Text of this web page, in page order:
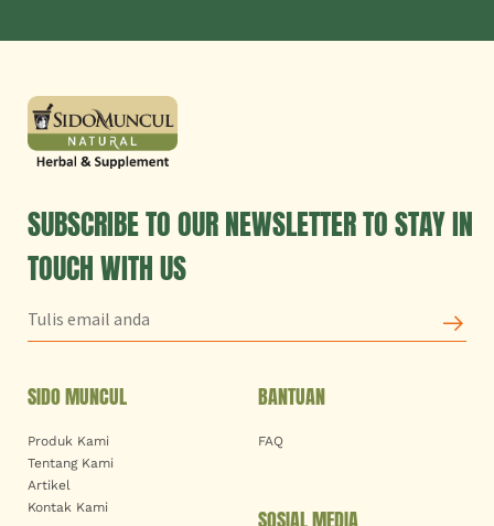
SUBSCRIBE TO OUR NEWSLETTER TO STAY IN
TOUCH WITH US
SIDO MUNCUL
Produk Kami
Tentang Kami
Artikel
Kontak Kami
BANTUAN
FAQ